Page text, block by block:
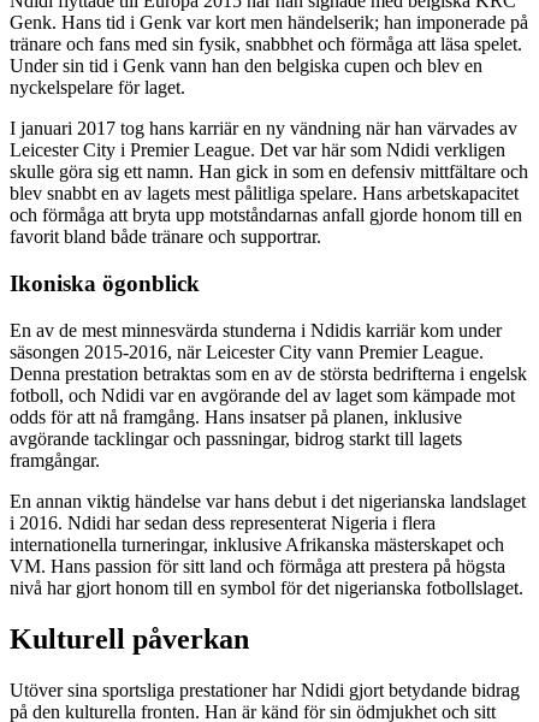
Genk. Hans tid i Genk var kort men händelserik; han imponerade på
tränare och fans med sin fysik, snabbhet och förmåga att läsa spelet.
Under sin tid i Genk vann han den belgiska cupen och blev en
nyckelspelare för laget.
I januari 2017 tog hans karriär en ny vändning när han värvades av
Leicester City i Premier League. Det var här som Ndidi verkligen
skulle göra sig ett namn. Han gick in som en defensiv mittfältare och
blev snabbt en av lagets mest pålitliga spelare. Hans arbetskapacitet
och förmåga att bryta upp motståndarnas anfall gjorde honom till en
favorit bland både tränare och supportrar.
Ikoniska ögonblick
En av de mest minnesvärda stunderna i Ndidis karriär kom under
säsongen 2015-2016, när Leicester City vann Premier League.
Denna prestation betraktas som en av de största bedrifterna i engelsk
fotboll, och Ndidi var en avgörande del av laget som kämpade mot
odds för att nå framgång. Hans insatser på planen, inklusive
avgörande tacklingar och passningar, bidrog starkt till lagets
framgångar.
En annan viktig händelse var hans debut i det nigerianska landslaget
i 2016. Ndidi har sedan dess representerat Nigeria i flera
internationella turneringar, inklusive Afrikanska mästerskapet och
VM. Hans passion för sitt land och förmåga att prestera på högsta
nivå har gjort honom till en symbol för det nigerianska fotbollslaget.
Kulturell påverkan
Utöver sina sportsliga prestationer har Ndidi gjort betydande bidrag
på den kulturella fronten. Han är känd för sin ödmjukhet och sitt